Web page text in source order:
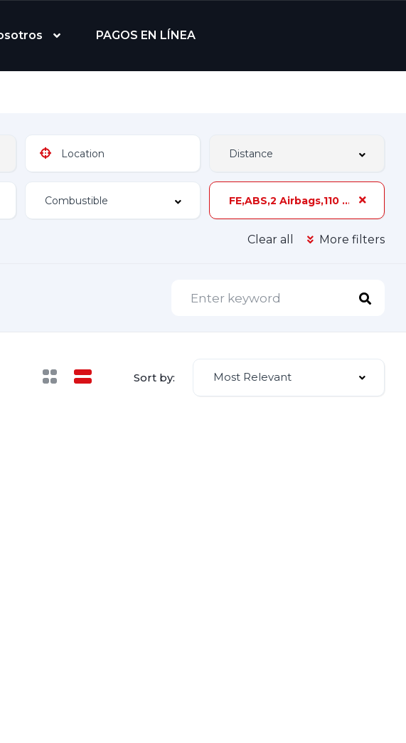
PAGOS EN LÍNEA
FE,ABS,2 Airbags,110 hp,3 Dueños,Z-4
Clear all More filters
Sort by: Most Relevant